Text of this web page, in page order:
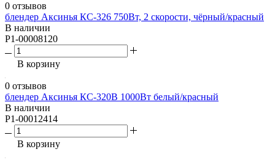
0 отзывов
блендер Аксинья КС-326 750Вт, 2 скорости, чёрный/красный
В наличии
P1-00008120
В корзину
0 отзывов
блендер Аксинья КС-320B 1000Вт белый/красный
В наличии
P1-00012414
В корзину